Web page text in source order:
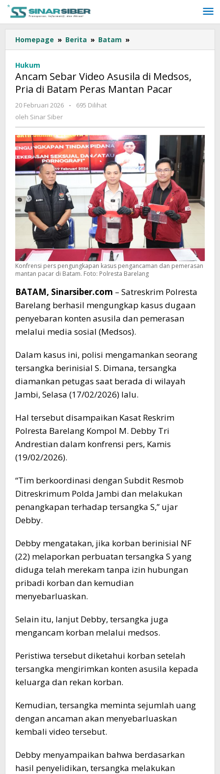
Lewati
konten
Homepage » Berita » Batam »
Sebar
Asusila
di
Medsos,
Mantan
Pacar
Hukum
Ancam Sebar Video Asusila di Medsos,
Pria di Batam Peras Mantan Pacar
20 Februari 2026
oleh
-
695 Dilihat
oleh Sinar Siber
Konfrensi pers pengungkapan kasus pengancaman dan pemerasan
mantan pacar di Batam. Foto: Polresta Barelang
BATAM, Sinarsiber.com – Satreskrim Polresta
Barelang berhasil mengungkap kasus dugaan
penyebaran konten asusila dan pemerasan
melalui media sosial (Medsos).
Dalam kasus ini, polisi mengamankan seorang
tersangka berinisial S. Dimana, tersangka
diamankan petugas saat berada di wilayah
Jambi, Selasa (17/02/2026) lalu.
Hal tersebut disampaikan Kasat Reskrim
Polresta Barelang Kompol M. Debby Tri
Andrestian dalam konfrensi pers, Kamis
(19/02/2026).
“Tim berkoordinasi dengan Subdit Resmob
Ditreskrimum Polda Jambi dan melakukan
penangkapan terhadap tersangka S,” ujar
Debby.
Debby mengatakan, jika korban berinisial NF
(22) melaporkan perbuatan tersangka S yang
diduga telah merekam tanpa izin hubungan
pribadi korban dan kemudian
menyebarluaskan.
Selain itu, lanjut Debby, tersangka juga
mengancam korban melalui medsos.
Peristiwa tersebut diketahui korban setelah
tersangka mengirimkan konten asusila kepada
keluarga dan rekan korban.
Kemudian, tersangka meminta sejumlah uang
dengan ancaman akan menyebarluaskan
kembali video tersebut.
Debby menyampaikan bahwa berdasarkan
hasil penyelidikan, tersangka melakukan